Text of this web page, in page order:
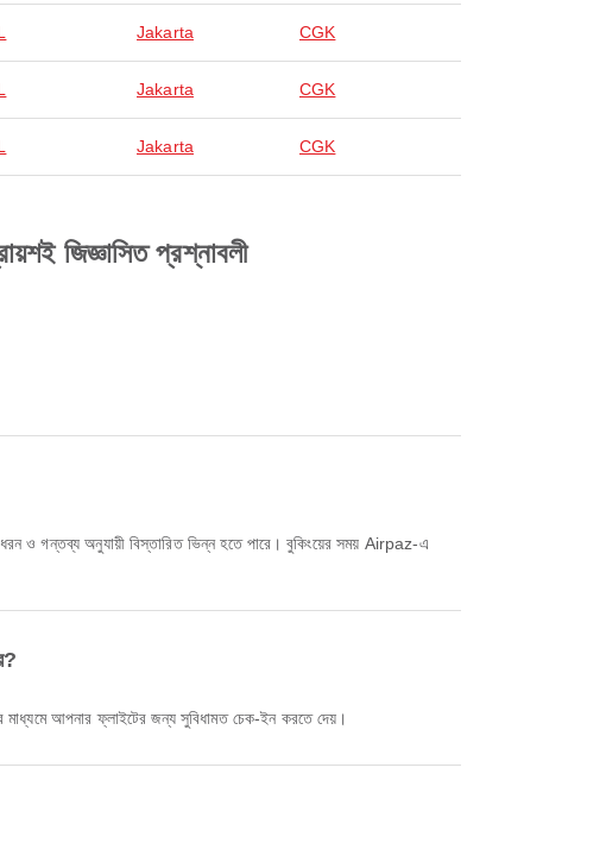
Jakarta CGK
Jakarta CGK
Jakarta CGK
জিজ্ঞাসিত প্রশ্নাবলী
আপনার ফ্লাইটের জন্য সুবিধামত চেক-ইন করতে দেয়।